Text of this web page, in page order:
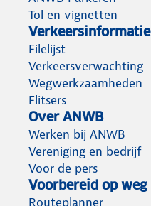
Tol en vignetten
Verkeersinformatie
Filelijst
Verkeersverwachting
Wegwerkzaamheden
Flitsers
Over ANWB
Werken bij ANWB
Vereniging en bedrijf
Voor de pers
Voorbereid op weg
Routeplanner